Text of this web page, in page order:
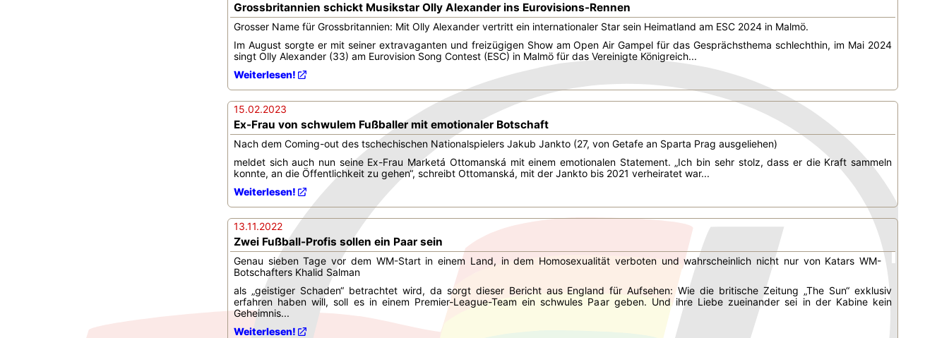
Grossbritannien schickt Musikstar Olly Alexander ins Eurovisions-Rennen
Grosser Name für Grossbritannien: Mit Olly Alexander vertritt ein internationaler Star sein Heimatland am ESC 2024 in Malmö.
Im August sorgte er mit seiner extravaganten und freizügigen Show am Open Air Gampel für das Gesprächsthema schlechthin, im Mai 2024
singt Olly Alexander (33) am Eurovision Song Contest (ESC) in Malmö für das Vereinigte Königreich...
Weiterlesen!
15.02.2023
Ex-Frau von schwulem Fußballer mit emotionaler Botschaft
Nach dem Coming-out des tschechischen Nationalspielers Jakub Jankto (27, von Getafe an Sparta Prag ausgeliehen)
meldet sich auch nun seine Ex-Frau Marketá Ottomanská mit einem emotionalen Statement. „Ich bin sehr stolz, dass er die Kraft sammeln
konnte, an die Öffentlichkeit zu gehen“, schreibt Ottomanská, mit der Jankto bis 2021 verheiratet war...
Weiterlesen!
13.11.2022
Zwei Fußball-Profis sollen ein Paar sein
Genau sieben Tage vor dem WM-Start in einem Land, in dem Homosexualität verboten und wahrscheinlich nicht nur von Katars WM-
Botschafters Khalid Salman
als „geistiger Schaden“ betrachtet wird, da sorgt dieser Bericht aus England für Aufsehen: Wie die britische Zeitung „The Sun“ exklusiv
erfahren haben will, soll es in einem Premier-League-Team ein schwules Paar geben. Und ihre Liebe zueinander sei in der Kabine kein
Geheimnis...
Weiterlesen!